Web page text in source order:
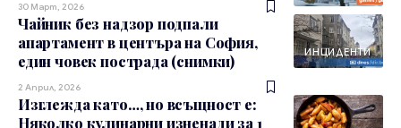
30 Март, 2026
ИНЦИДЕНТИ
Чайник без надзор подпали
апартамент в центъра на София,
един човек пострада (снимки)
2 Април, 2026
Изглежда като…, но всъщност е:
Няколко кулинарни изненади за 1